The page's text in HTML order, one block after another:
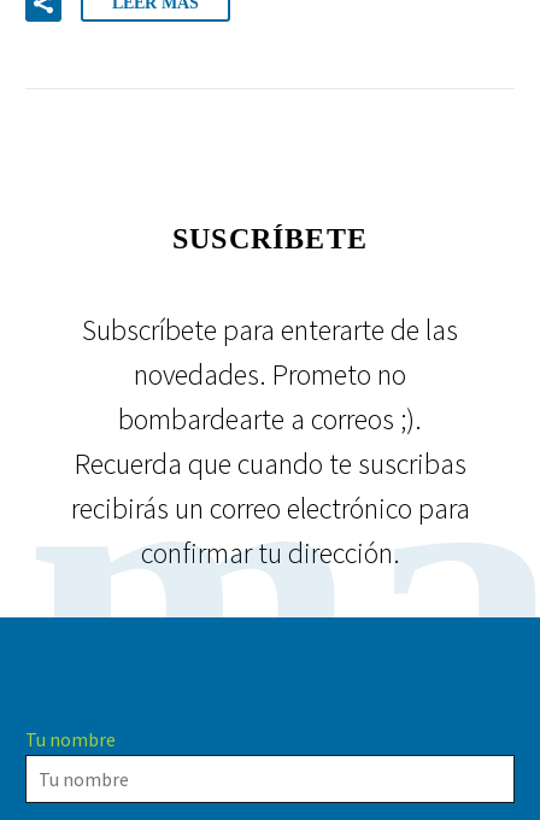
SUSCRÍBETE
Subscríbete para enterarte de las
novedades. Prometo no
bombardearte a correos ;).
Recuerda que cuando te suscribas
recibirás un correo electrónico para
confirmar tu dirección.
Tu nombre